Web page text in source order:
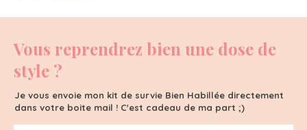
Vous reprendrez bien une dose de
style ?
Je vous envoie mon kit de survie Bien Habillée directement
dans votre boite mail ! C'est cadeau de ma part ;)